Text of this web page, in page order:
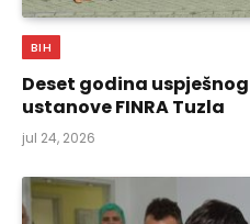
BIH
Deset godina
ustanove FINRA Tuzla
jul 24, 2026